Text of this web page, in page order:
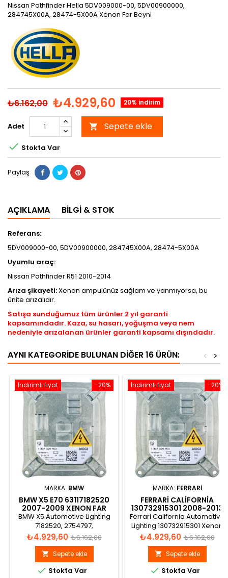
Nissan Pathfinder Hella 5DV009000-00, 5DV00900000,
284745X00A, 28474-5X00A Xenon Far Beyni
₺6.162,00 ₺4.929,60 20% indirim
Adet  Sepete ekle
 Stokta Var
Paylaş
AÇIKLAMA BILGI & STOK
Referans:
5DV009000-00, 5DV00900000, 284745X00A, 28474-5X00A
Uyumlu araç:
Nissan Pathfinder R51 2010-2014
Arıza şikayeti:Xenon ampulünüz sağlam ve yanmıyorsa, bu
ünite arızalıdır.
Satışa sunduğumuz tüm ürünler 2 yıl garanti
kapsamındadır. Kaza, su hasarı, yoğuşma veya nem
nedeniyle arızalanan ürünler garanti kapsamı dışındadır.
AYNI KATEGORIDE BULUNAN DIĞER 16 ÜRÜN: >
<
-20%
İndirimli fiyat
MARKA: BMW
BMW X5 E70 63117182520
2007-2009 XENON FAR
BEYNI
BMW X5 Automotive Lighting
7182520, 2754797,
63117182520, 63112754797,
1307329153, 130732915301
Xenon Far Beyni
Fiyat
₺4.929,60 Normal
fiyat
₺6.162,00
 Sepete ekle
 Stokta Var
-20%
İndirimli fiyat
MARKA: FERRARI
FERRARI CALIFORNIA
130732915301 2008-2013
XENON FAR BEYNI
Ferrari California Automotive
Lighting 130732915301 Xenon
Far Beyni
Fiyat
₺4.929,60 Normal
fiyat
₺6.162,00
 Sepete ekle
 Stokta Var